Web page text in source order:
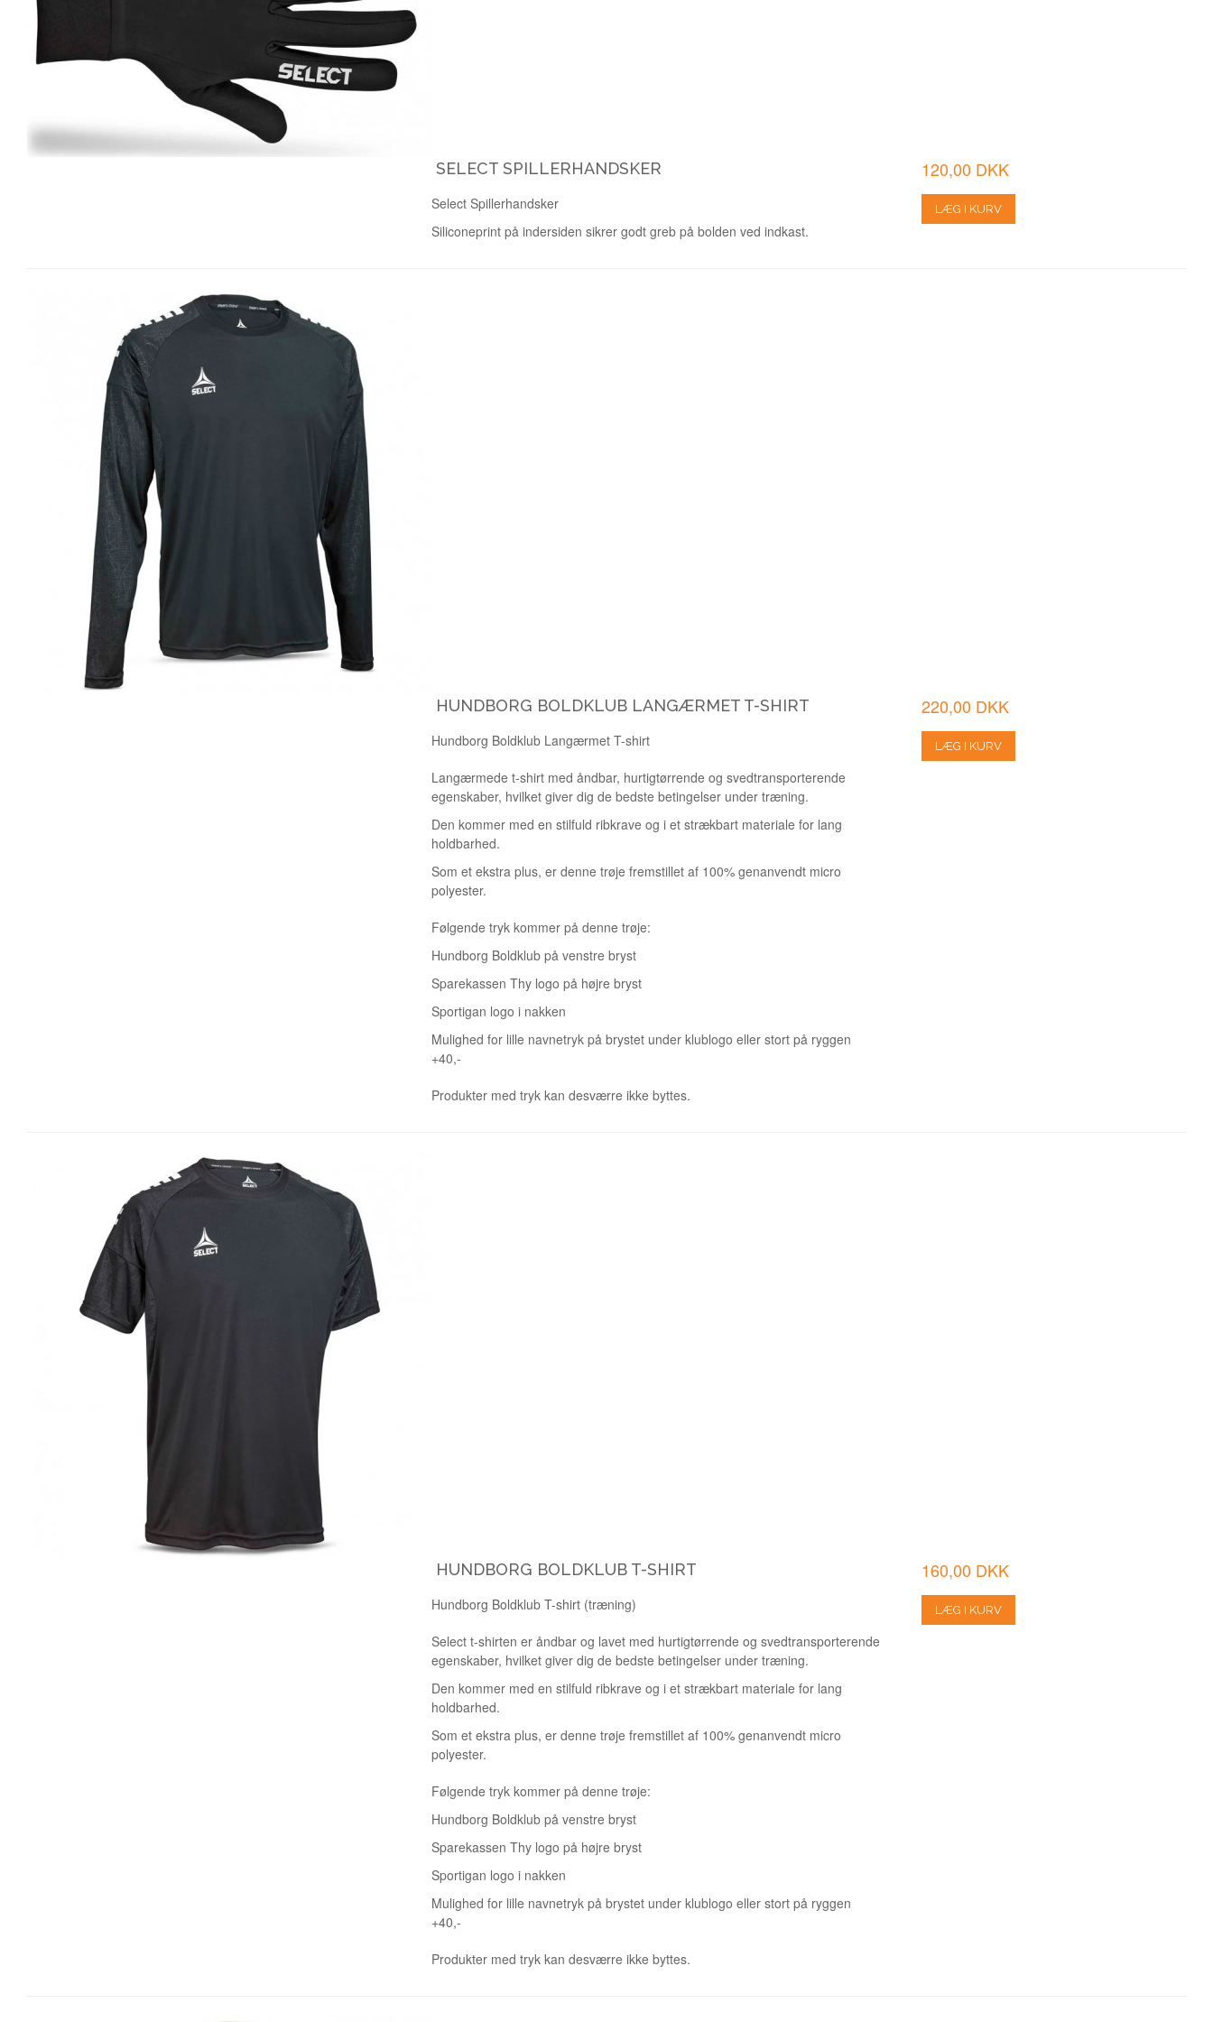
SELECT SPILLERHANDSKER 120,00 DKK
LÆG I KURV
Select Spillerhandsker
Siliconeprint på indersiden sikrer godt greb på bolden ved indkast.
HUNDBORG BOLDKLUB LANGÆRMET T-SHIRT 220,00 DKK
LÆG I KURV
Hundborg Boldklub Langærmet T-shirt
Langærmede t-shirt med åndbar, hurtigtørrende og svedtransporterende
egenskaber, hvilket giver dig de bedste betingelser under træning.
Den kommer med en stilfuld ribkrave og i et strækbart materiale for lang
holdbarhed.
Som et ekstra plus, er denne trøje fremstillet af 100% genanvendt micro
polyester.
Følgende tryk kommer på denne trøje:
Hundborg Boldklub på venstre bryst
Sparekassen Thy logo på højre bryst
Sportigan logo i nakken
Mulighed for lille navnetryk på brystet under klublogo eller stort på ryggen
+40,-
Produkter med tryk kan desværre ikke byttes.
HUNDBORG BOLDKLUB T-SHIRT 160,00 DKK
LÆG I KURV
Hundborg Boldklub T-shirt (træning)
Select t-shirten er åndbar og lavet med hurtigtørrende og svedtransporterende
egenskaber, hvilket giver dig de bedste betingelser under træning.
Den kommer med en stilfuld ribkrave og i et strækbart materiale for lang
holdbarhed.
Som et ekstra plus, er denne trøje fremstillet af 100% genanvendt micro
polyester.
Følgende tryk kommer på denne trøje:
Hundborg Boldklub på venstre bryst
Sparekassen Thy logo på højre bryst
Sportigan logo i nakken
Mulighed for lille navnetryk på brystet under klublogo eller stort på ryggen
+40,-
Produkter med tryk kan desværre ikke byttes.